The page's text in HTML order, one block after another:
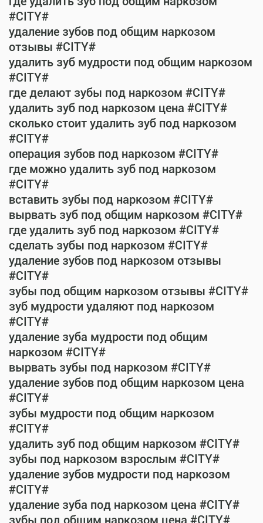
#CITY#
удаление зубов под общим наркозом
отзывы #CITY#
удалить зуб мудрости под общим наркозом
#CITY#
где делают зубы под наркозом #CITY#
удалить зуб под наркозом цена #CITY#
сколько стоит удалить зуб под наркозом
#CITY#
операция зубов под наркозом #CITY#
где можно удалить зуб под наркозом
#CITY#
вставить зубы под наркозом #CITY#
вырвать зуб под общим наркозом #CITY#
где удалить зуб под наркозом #CITY#
сделать зубы под наркозом #CITY#
удаление зубов под наркозом отзывы
#CITY#
зубы под общим наркозом отзывы #CITY#
зуб мудрости удаляют под наркозом
#CITY#
удаление зуба мудрости под общим
наркозом #CITY#
вырвать зубы под наркозом #CITY#
удаление зубов под общим наркозом цена
#CITY#
зубы мудрости под общим наркозом
#CITY#
удалить зуб под общим наркозом #CITY#
зубы под наркозом взрослым #CITY#
удаление зубов мудрости под наркозом
#CITY#
удаление зуба под наркозом цена #CITY#
зубы под общим наркозом цена #CITY#